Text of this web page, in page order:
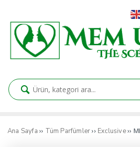
Ana Sayfa ›› Tüm Parfümler›› Exclusive››